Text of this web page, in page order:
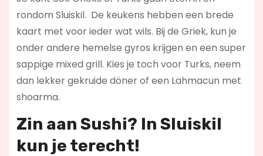
rondom Sluiskil. De keukens hebben een brede
kaart met voor ieder wat wils. Bij de Griek, kun je
onder andere hemelse gyros krijgen en een super
sappige mixed grill. Kies je toch voor Turks, neem
dan lekker gekruide döner of een Lahmacun met
shoarma.
Zin aan Sushi? In Sluiskil
kun je terecht!